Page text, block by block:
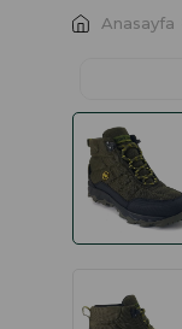
Anasayfa